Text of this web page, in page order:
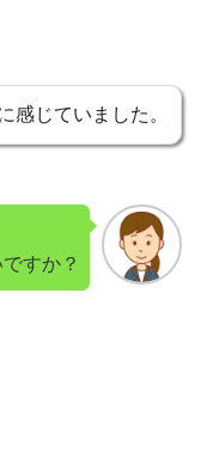
感じていました。
すか？